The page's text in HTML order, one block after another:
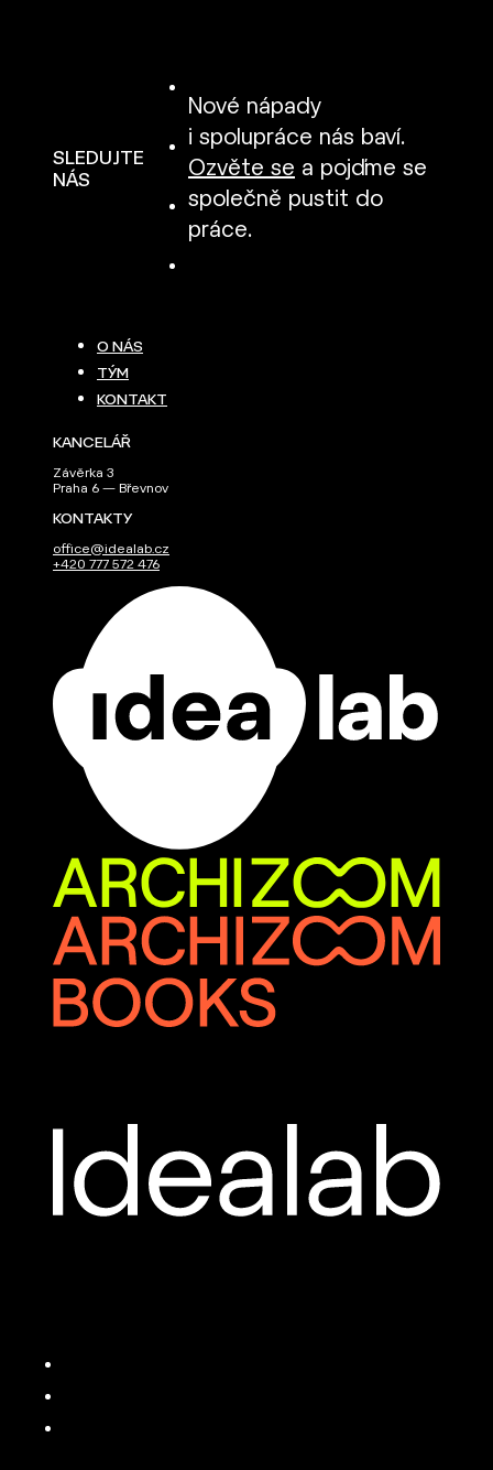
SLEDUJTE
NÁS
Nové nápady
i spolupráce nás baví.
Ozvěte se a pojďme se
společně pustit do
práce.
O NÁS
TÝM
KONTAKT
KANCELÁŘ
Závěrka 3
Praha 6 — Břevnov
KONTAKTY
office@idealab.cz
+420 777 572 476